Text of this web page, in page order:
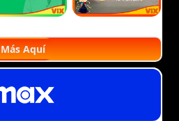
Más Aquí